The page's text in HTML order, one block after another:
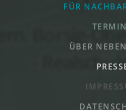
FÜR
ÜBER